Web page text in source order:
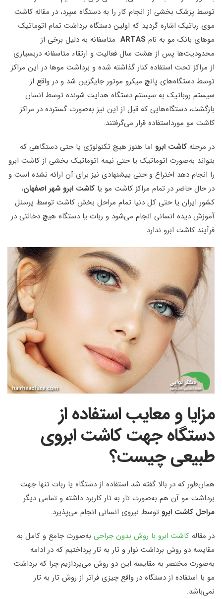
توسط پزشک بخشی از انجام کار را به دستگاه سپرد، در مقاله کاشت
موی رباتیک اشاره گردید که اولین دستگاه برداشت تمام اتوماتیک
موهای بانک مو به نام ARTAS متاسفانه به دلیل برخی از
محدودیت‌ها پس از هشت سال فعالیت و ارتقاء متاسفانه دربسیاری
از مراکز تحت استفاده کنار گذاشته شده و برداشت موها در این مراکز
توسط دستگاه‌های پانچ میکرو موتور جایگزین شد و در واقع از
سیستم روباتیک به سیستم دستگاه هدایت شونده توسط انسان
بازگشت، دستگاه‌هایی که قبل از این نیز به‌صورت گسترده در مراکز
کاشت مو مورداستفاده قرار می‌گرفتند.
در مرحله کاشت ابرو اما هنوز هیچ تکنولوژی یا حتی دستگاهی که
بتواند به‌صورت اتوماتیک یا حتی نیمه اتوماتیک بخشی از کاشت ابرو
را انجام دهد اختراع و حتی پیشنهادی نیز برای آن ارائه نشده است و
در حال حاضر در تمام مراکز کاشت مو یا کاشت ابرو شهر اصفهان،
کشور ایران یا حتی کل دنیا تمام مراحل بخش کاشت توسط پرسنل
آموزش دیده انسانی انجام می‌شود و ربات یا دستگاه هیچ دخالتی در
فرآیند کاشت ابرو ندارد.
مزایا و معایب استفاده از
دستگاه جهت کاشت ابروی
طبیعی چیست؟
همان‌طور که در بالا گفته شد استفاده از دستگاه یا ربات تنها جهت
برداشت مو آن هم به‌صورت تار به تار کاربرد داشته و تمامی دیگر
مراحل کاشت ابرو توسط نیروی انسانی انجام می‌پذیرد.
در مقاله کاشت ابرو با روش بدون جراحی به‌صورت جامع و کامل به
مقایسه دو روش برداشت نوار و تار به تار پرداختیم که در ادامه
به‌صورت مختصر به مقایسه این دو روش می‌پردازیم چرا که برداشت
مو با استفاده از دستگاه در واقع چیزی فراتر از روش تار به تار
نمی‌باشد.